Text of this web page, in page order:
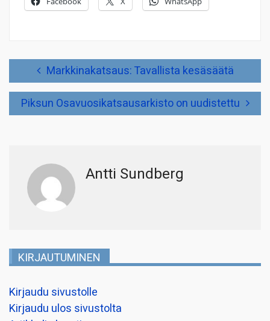
ArtikkelienMarkkinakatsaus: Tavallista kesäsäätä
Piksun Osavuosikatsausarkisto on uudistettu
Antti Sundberg
KIRJAUTUMINEN
Kirjaudu sivustolle
Kirjaudu ulos sivustolta